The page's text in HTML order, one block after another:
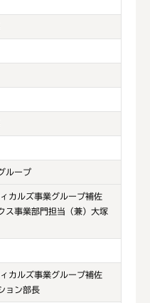
ループ
カルズ事業グループ補佐
ス事業部門担当（兼）大塚
カルズ事業グループ補佐
ョン部長